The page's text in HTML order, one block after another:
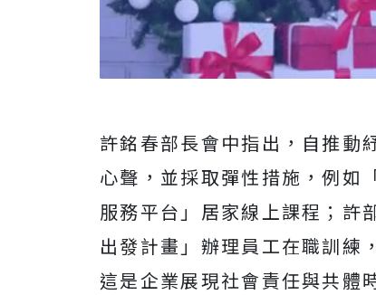
許銘春部長會中指出，自推動
心聲，並採取彈性措施，例如
服務平台」居家線上課程；許
出發計畫」辦理員工在職訓練
這是企業展現社會責任與共體